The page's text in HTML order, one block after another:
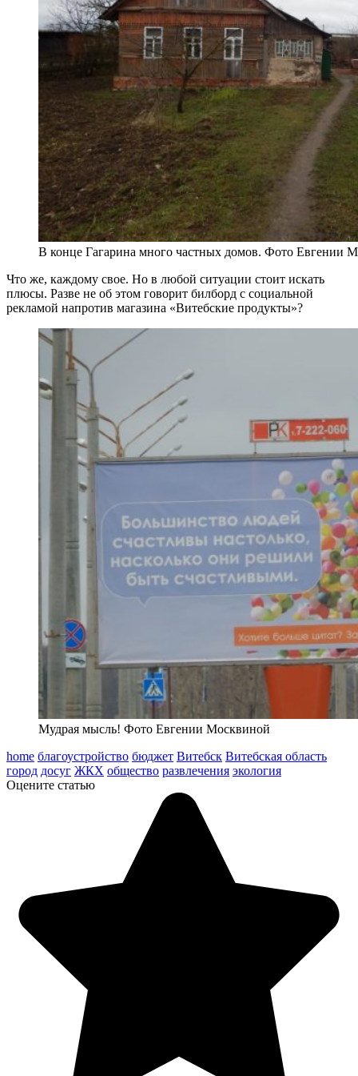
В конце Гагарина много частных домов. Фото Евгении
Что же, каждому свое. Но в любой ситуации стоит искать
плюсы. Разве не об этом говорит билборд с социальной
рекламой напротив магазина «Витебские продукты»?
Мудрая мысль! Фото Евгении Москвиной
home благоустройство бюджет Витебск Витебская область
город досуг ЖКХ общество развлечения экология
Оцените статью